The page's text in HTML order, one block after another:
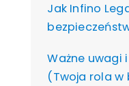
Jak Infino
Ważne uwagi
(Twoja rola w